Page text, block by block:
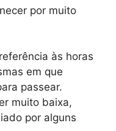
por muito
às horas
em que
passear.
muito baixa,
por alguns